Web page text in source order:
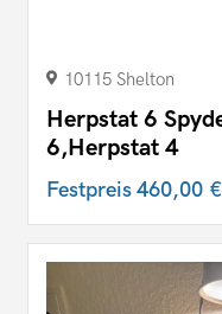
10115 Shelton
Herpstat 6
6,Herpstat 4
Festpreis460,00 €